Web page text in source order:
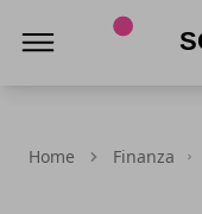
Home Finanza